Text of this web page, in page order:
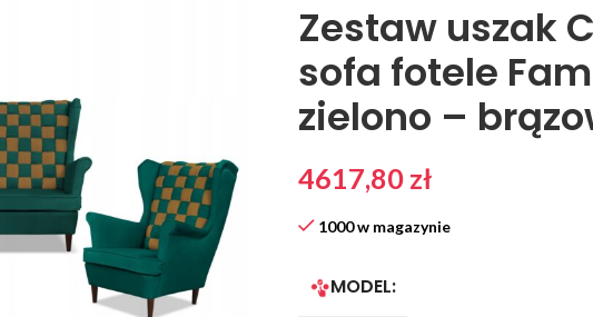
Zestaw uszak
sofa fotele
zielono –
4617,80 zł
1000 w magazynie
MODEL: